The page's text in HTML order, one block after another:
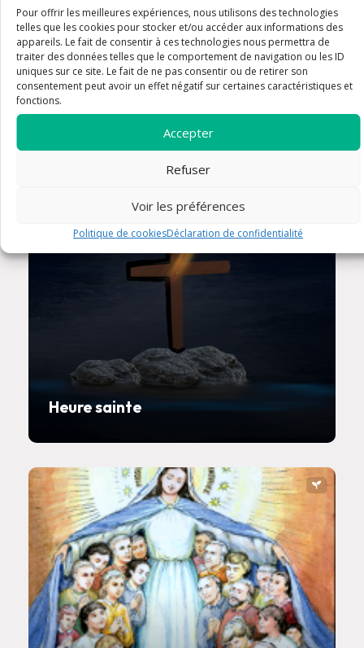
Pour offrir les meilleures expériences, nous utilisons des technologies
telles que les cookies pour stocker et/ou accéder aux informations des
appareils. Le fait de consentir à ces technologies nous permettra de
traiter des données telles que le comportement de navigation ou les ID
uniques sur ce site. Le fait de ne pas consentir ou de retirer son
consentement peut avoir un effet négatif sur certaines caractéristiques et
fonctions.
Accepter
Refuser
Voir les préférences
Politique de cookiesDéclaration de confidentialité
Italie 2025
Heure sainte
30 avr. à 18:30